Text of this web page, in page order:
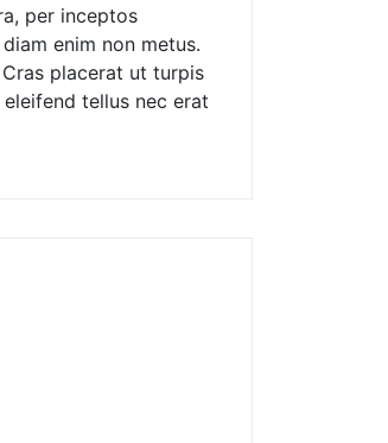
per inceptos
enim non metus.
placerat ut turpis
tellus nec erat